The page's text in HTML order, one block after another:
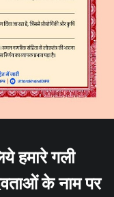
हमारे गली
के नाम पर